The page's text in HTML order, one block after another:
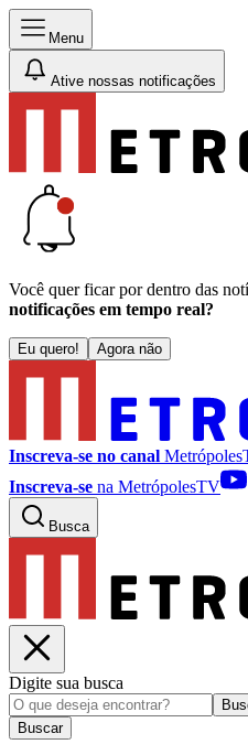
Menu
Ative nossas notificações
Você quer ficar por dentro das
notificações em tempo real?
Eu quero! Agora não
Inscreva-se no canal
Inscreva-se na MetrópolesTV
Busca
Digite sua busca
Buscar